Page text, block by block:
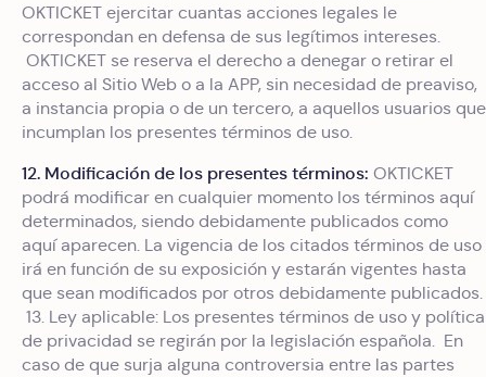
OKTICKET ejercitar cuantas acciones legales le
correspondan en defensa de sus legítimos intereses.
OKTICKET se reserva el derecho a denegar o retirar el
acceso al Sitio Web o a la APP, sin necesidad de preaviso,
a instancia propia o de un tercero, a aquellos usuarios que
incumplan los presentes términos de uso.
12. Modificación de los presentes términos: OKTICKET
podrá modificar en cualquier momento los términos aquí
determinados, siendo debidamente publicados como
aquí aparecen. La vigencia de los citados términos de uso
irá en función de su exposición y estarán vigentes hasta
que sean modificados por otros debidamente publicados.
13. Ley aplicable: Los presentes términos de uso y política
de privacidad se regirán por la legislación española. En
caso de que surja alguna controversia entre las partes